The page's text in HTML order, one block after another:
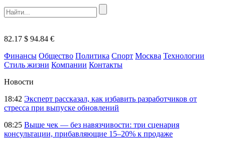
82.17 $ 94.84 €
Финансы Общество Политика Спорт Москва Технологии
Стиль жизни Компании Контакты
Новости
18:42 Эксперт рассказал, как избавить разработчиков от
стресса при выпуске обновлений
08:25 Выше чек — без навязчивости: три сценария
консультации, прибавляющие 15–20% к продаже